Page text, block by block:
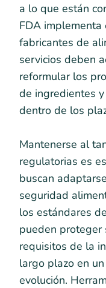
a lo que están
FDA implementa
fabricantes de
servicios deben
reformular los
de ingredientes
dentro de los
Mantenerse al
regulatorias es
buscan
seguridad
los estándares
pueden proteger
requisitos de la
largo plazo en
evolución.